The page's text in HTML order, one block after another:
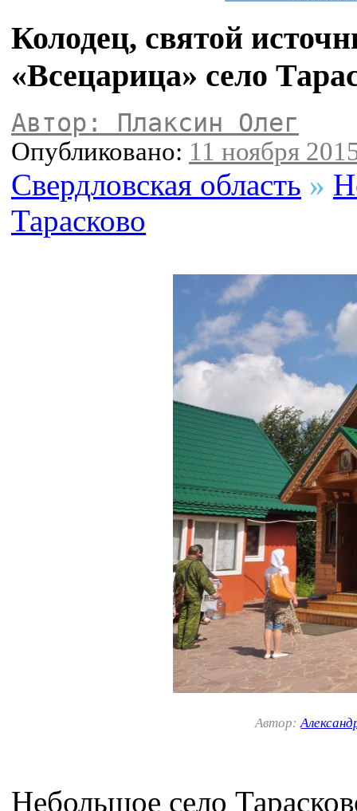
Колодец, святой
«Всецарица» село
Автор: Плаксин Олег
Опубликовано: 11 ноября
Свердловская область »
Тарасково
Автор:
Небольшое село